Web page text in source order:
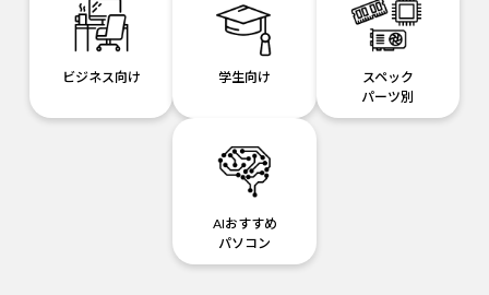
ビジネス向け 学生向け
スペック
パーツ別
AIおすすめ
パソコン